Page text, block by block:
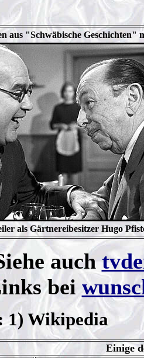
aus "Schwäbische
als Gärtnereibesitzer Hugo
auch
bei
1) Wikipedia
Einige